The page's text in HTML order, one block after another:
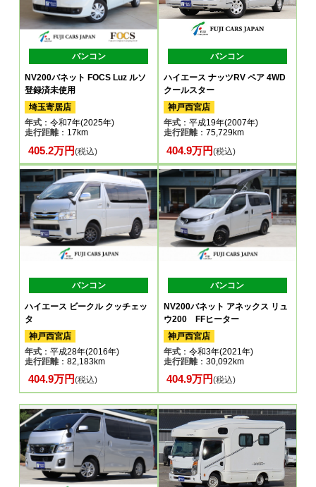
バンコン
NV200バネット FOCS Luz ルソ
登録済未使用
埼玉寄居店
年式 ：令和7年(2025年)
走行距離：17km
405.2万円(税込)
バンコン
ハイエース ナッツRV ペア 4WD
クールスター
神戸西宮店
年式：平成19年(2007年)
走行距離：75,729km
404.9万円(税込)
バンコン
ハイエース ビークル クッチェッ
タ
神戸西宮店
年式 ：平成28年(2016年)
走行距離：82,183km
404.9万円(税込)
バンコン
NV200バネット アネックス リュ
ウ200 FFヒーター
神戸西宮店
年式：令和3年(2021年)
走行距離：30,092km
404.9万円(税込)